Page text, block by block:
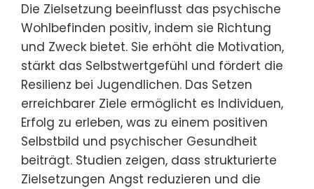
Die Zielsetzung beeinflusst das psychische
Wohlbefinden positiv, indem sie Richtung
und Zweck bietet. Sie erhöht die Motivation,
stärkt das Selbstwertgefühl und fördert die
Resilienz bei Jugendlichen. Das Setzen
erreichbarer Ziele ermöglicht es Individuen,
Erfolg zu erleben, was zu einem positiven
Selbstbild und psychischer Gesundheit
beiträgt. Studien zeigen, dass strukturierte
Zielsetzungen Angst reduzieren und die